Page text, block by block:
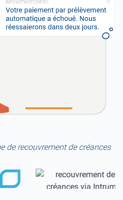
de recouvrement de créances